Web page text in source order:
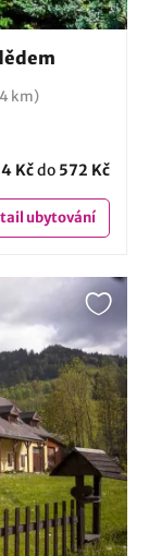
km)
Kčdo 572 Kč
ubytování